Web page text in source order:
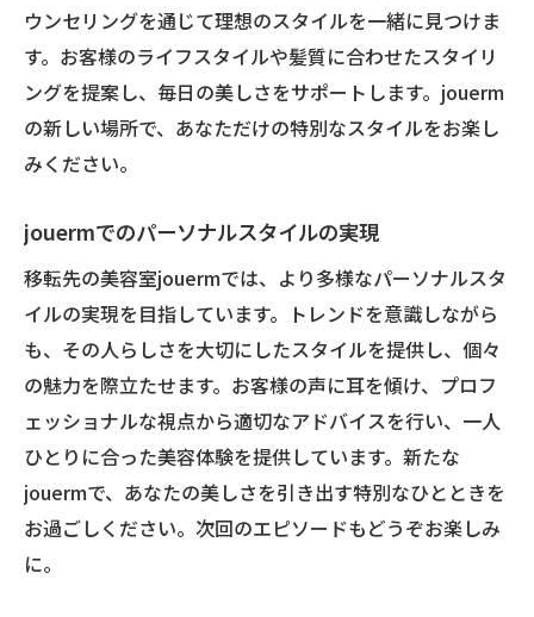
ウンセリングを通じて理想のスタイルを一緒に見つけま
す。お客様のライフスタイルや髪質に合わせたスタイリ
ングを提案し、毎日の美しさをサポートします。jouerm
の新しい場所で、あなただけの特別なスタイルをお楽し
みください。
jouermでのパーソナルスタイルの実現
移転先の美容室jouermでは、より多様なパーソナルスタ
イルの実現を目指しています。トレンドを意識しながら
も、その人らしさを大切にしたスタイルを提供し、個々
の魅力を際立たせます。お客様の声に耳を傾け、プロフ
ェッショナルな視点から適切なアドバイスを行い、一人
ひとりに合った美容体験を提供しています。新たな
jouermで、あなたの美しさを引き出す特別なひとときを
お過ごしください。次回のエピソードもどうぞお楽しみ
に。